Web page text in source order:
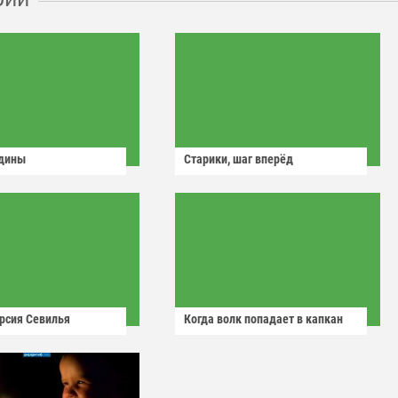
Старики, шаг вперёд
Севилья Когда волк попадает в капкан